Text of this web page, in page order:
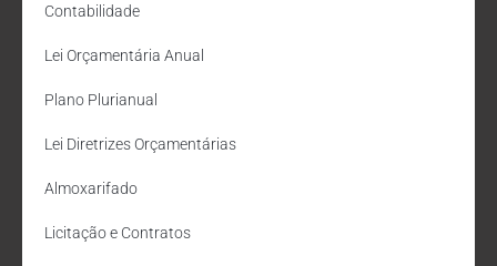
Contabilidade
Lei Orçamentária Anual
Plano Plurianual
Lei Diretrizes Orçamentárias
Almoxarifado
Licitação e Contratos